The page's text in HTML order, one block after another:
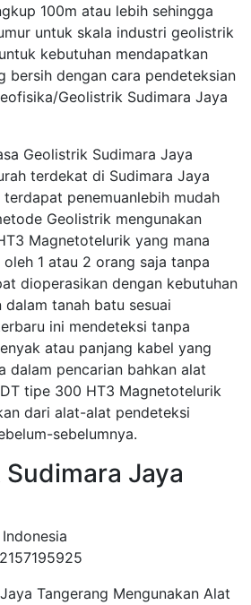
100m atau lebih sehingga
untuk skala industri geolistrik
kebutuhan mendapatkan
bersih dengan cara pendeteksian
Geolistrik Sudimara Jaya
Geolistrik Sudimara Jaya
terdekat di Sudimara Jaya
penemuanlebih mudah
Geolistrik mengunakan
Magnetotelurik yang mana
1 atau 2 orang saja tanpa
dioperasikan dengan kebutuhan
tanah batu sesuai
ini mendeteksi tanpa
atau panjang kabel yang
dalam pencarian bahkan alat
tipe 300 HT3 Magnetotelurik
dari alat-alat pendeteksi
sebelumnya.
Jaya
Tangerang Mengunakan Alat